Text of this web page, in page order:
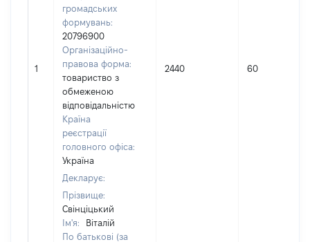
1
громадських
формувань:
20796900
Організаційно-
правова форма:
товариство з
обмеженою
відповідальністю
Країна
реєстрації
головного офіса:
Україна
Декларує:
Прізвище:
Свінціцький
Ім'я:
Віталій
По батькові (за
2440 60